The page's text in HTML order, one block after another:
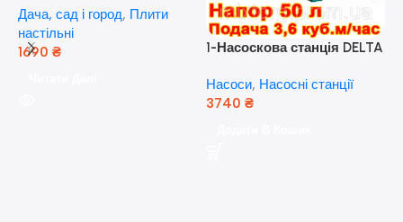
розпалюванням.
Дача, сад і город, Плити
настільні
1690 ₴
1-Насоскова станція DELTA
кВт) ( Польща)
Насоси, Насосні станції
3740 ₴